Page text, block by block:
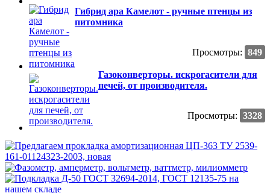
Гибрид ара Камелот - ручные птенцы из
питомника
Просмотры: 849
Газоконверторы. искрогасители для
печей, от производителя.
Просмотры: 3328